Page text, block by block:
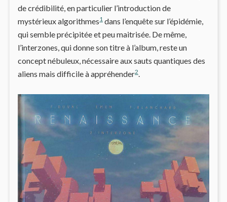
de crédibilité, en particulier l’introduction de
mystérieux algorithmes1dans l’enquête sur l’épidémie,
qui semble précipitée et peu maitrisée. De même,
l’interzones, qui donne son titre à l’album, reste un
concept nébuleux, nécessaire aux sauts quantiques des
aliens mais difficile à appréhender2.